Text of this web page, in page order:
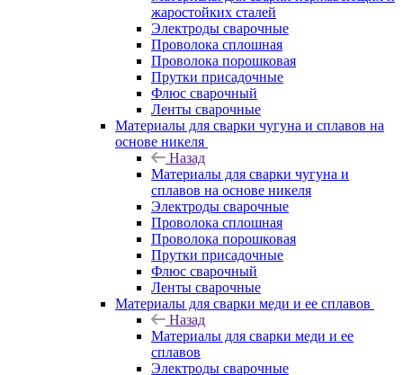
жаростойких сталей
Электроды сварочные
Проволока сплошная
Проволока порошковая
Прутки присадочные
Флюс сварочный
Ленты сварочные
Материалы для сварки чугуна и сплавов на
основе никеля
Назад
Материалы для сварки чугуна и
сплавов на основе никеля
Электроды сварочные
Проволока сплошная
Проволока порошковая
Прутки присадочные
Флюс сварочный
Ленты сварочные
Материалы для сварки меди и ее сплавов
Назад
Материалы для сварки меди и ее
сплавов
Электроды сварочные